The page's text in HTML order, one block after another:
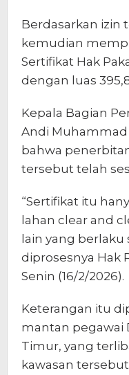
Berdasarkan izin
kemudian
Sertifikat Hak
dengan luas
Kepala Bagian
Andi Muhammad
bahwa
tersebut telah
“Sertifikat itu
lahan clear and
lain yang berlaku
diprosesnya Hak
Senin (16/2/2026).
Keterangan itu
mantan pegawai
Timur, yang
kawasan